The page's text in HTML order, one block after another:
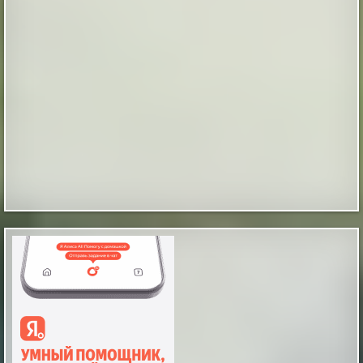
Звёзды не решают: наука развенчала миф о
совместимости знаков зодиака
В современном обществе астрология занимает
особое место: многие люди, особенно женщины,
склонны верить, что их личная жизнь и выбор
партнёра зависят от расположения звёзд.
esoreiter.ru